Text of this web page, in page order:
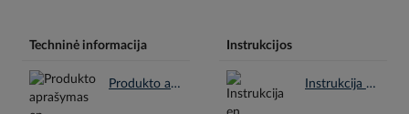
Techninė informacija
Produkto aprašymas en.pdf
Instrukcijos
Instrukcija en.pdf